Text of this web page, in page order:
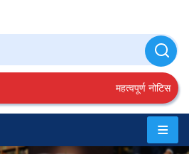
महत्वपूर्ण नोटिस